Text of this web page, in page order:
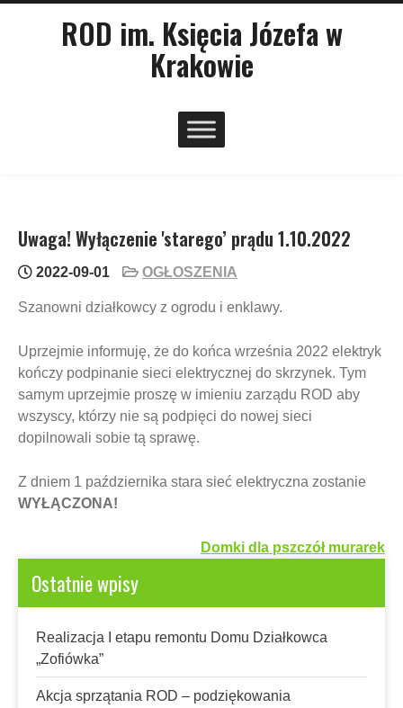
ROD im. Księcia Józefa w
Krakowie
Uwaga! Wyłączenie 'starego’ prądu 1.10.2022
2022-09-01 OGŁOSZENIA
Szanowni działkowcy z ogrodu i enklawy.
Uprzejmie informuję, że do końca września 2022 elektryk
kończy podpinanie sieci elektrycznej do skrzynek. Tym
samym uprzejmie proszę w imieniu zarządu ROD aby
wszyscy, którzy nie są podpięci do nowej sieci
dopilnowali sobie tą sprawę.
Z dniem 1 października stara sieć elektryczna zostanie
WYŁĄCZONA!
Nawigacja
wpisu
Domki dla pszczół murarek
Ostatnie wpisy
Realizacja I etapu remontu Domu Działkowca
„Zofiówka”
Akcja sprzątania ROD – podziękowania